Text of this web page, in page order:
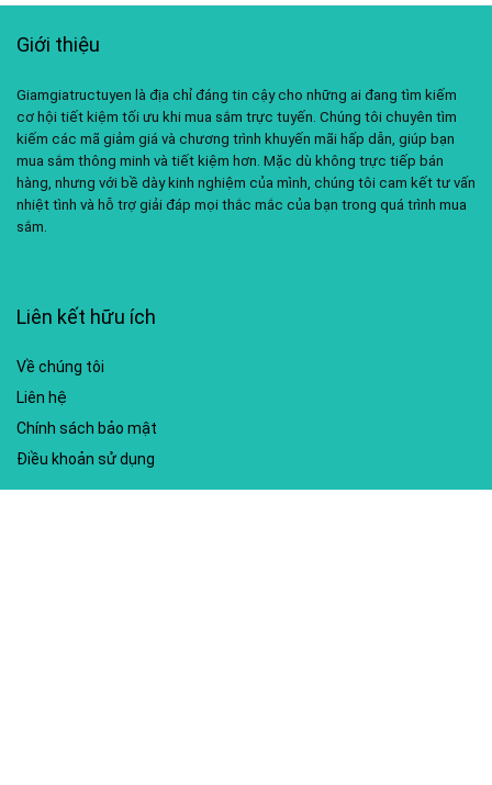
Giới thiệu
Giamgiatructuyen là địa chỉ đáng tin cậy cho những ai đang tìm kiếm
cơ hội tiết kiệm tối ưu khi mua sắm trực tuyến. Chúng tôi chuyên tìm
kiếm các mã giảm giá và chương trình khuyến mãi hấp dẫn, giúp bạn
mua sắm thông minh và tiết kiệm hơn. Mặc dù không trực tiếp bán
hàng, nhưng với bề dày kinh nghiệm của mình, chúng tôi cam kết tư vấn
nhiệt tình và hỗ trợ giải đáp mọi thắc mắc của bạn trong quá trình mua
sắm.
Liên kết hữu ích
Về chúng tôi
Liên hệ
Chính sách bảo mật
Điều khoản sử dụng